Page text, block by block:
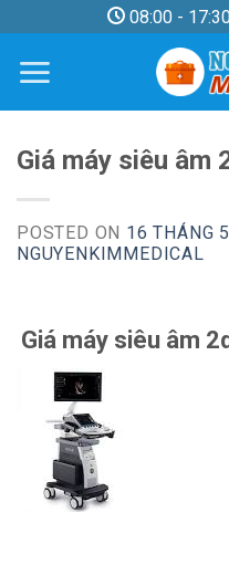
content
08:00 -
Giá máy siêu âm
POSTED ON 16 THÁNG
NGUYENKIMMEDICAL
Giá máy siêu âm